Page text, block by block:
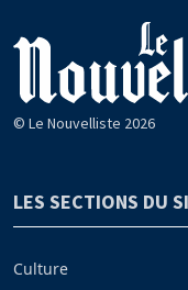
© Le Nouvelliste 2026
LES SECTIONS DU
Culture